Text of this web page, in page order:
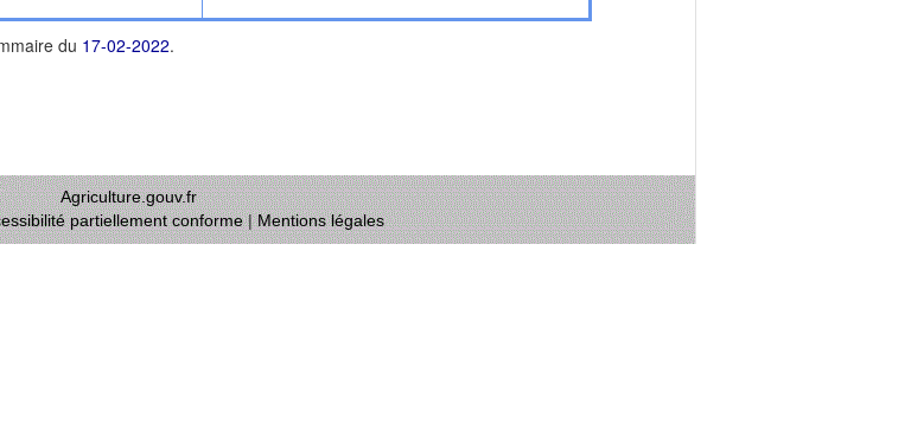
du 17-02-2022.
Agriculture.gouv.fr
partiellement conforme|Mentions légales